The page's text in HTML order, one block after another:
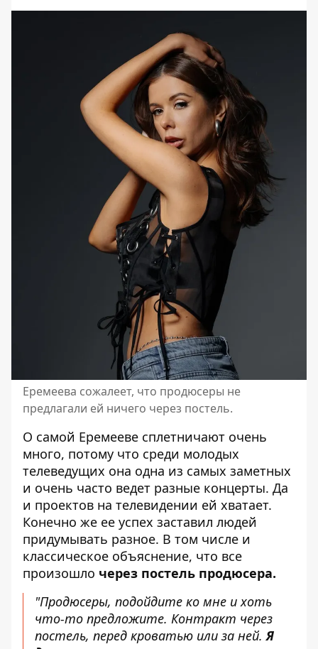
Еремеева сожалеет, что продюсеры не
предлагали ей ничего через постель.
О самой Еремееве сплетничают очень
много, потому что среди молодых
телеведущих она одна из самых заметных
и очень часто ведет разные концерты. Да
и проектов на телевидении ей хватает.
Конечно же ее успех заставил людей
придумывать разное. В том числе и
классическое объяснение, что все
произошло через постель продюсера.
"Продюсеры, подойдите ко мне и хоть
что-то предложите. Контракт через
постель, перед кроватью или за ней.Я